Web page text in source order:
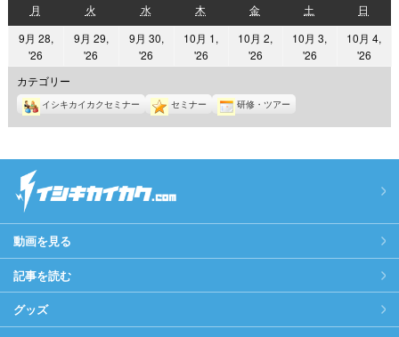
月
曜
日
火
曜
日
水水
曜
日
木
曜
日
金金
曜
日
土
曜
日
日
曜
日
9月 28,
'26
年
9
月
28
9月 29,
'26
9
月
29
9月 30,
'26
9
月
30
10月 1,
'262026
10
月
1
10月 2,
'262026
10
月
2
10月 3,
'262026
3
10月 4,
'262026
4
カテゴリー
イシキカイカクセミナー セミナー 研修・ツアー
動画を見る
記事を読む
グッズ